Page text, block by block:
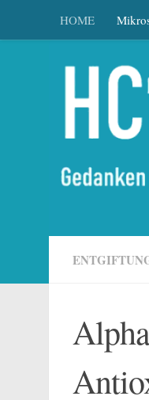
Zum Inhalt springen
HOME